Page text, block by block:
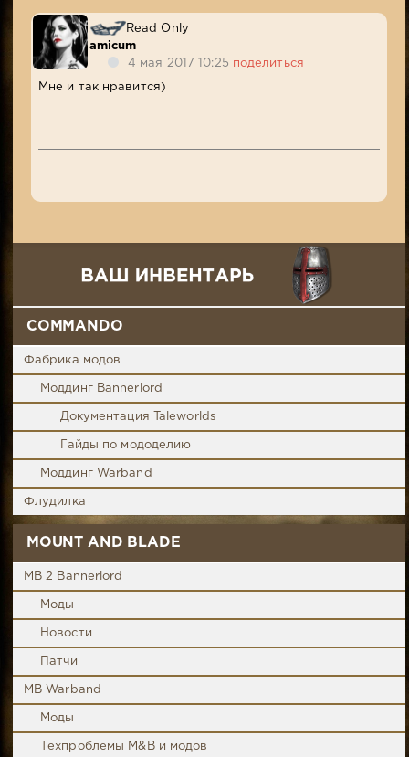
Read Only
amicum
4 мая 2017 10:25 поделиться
Мне и так нравится)
COMMANDO
Фабрика модов
Моддинг Bannerlord
Документация Taleworlds
Гайды по мододелию
Моддинг Warband
Флудилка
MOUNT AND BLADE
MB 2 Bannerlord
Моды
Новости
Патчи
MB Warband
Моды
Техпроблемы M&B и модов